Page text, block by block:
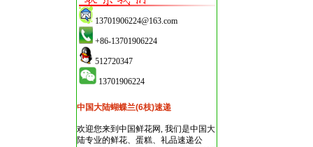
13701906224@163.com
+86-13701906224
512720347
13701906224
中国大陆蝴蝶兰(6枝)速递
欢迎您来到中国鲜花网, 我们是中国大
陆专业的鲜花、蛋糕、礼品速递公